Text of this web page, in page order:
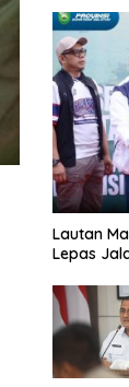
Lautan
Lepas